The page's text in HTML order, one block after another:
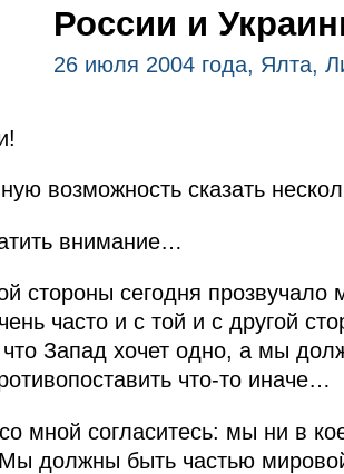
России и
26 июля 2004 года, Ялта,
возможность сказать
внимание…
стороны сегодня
часто и с той и с другой
Запад хочет одно, а мы
что‑то иначе…
мной согласитесь: мы ни в
должны быть частью